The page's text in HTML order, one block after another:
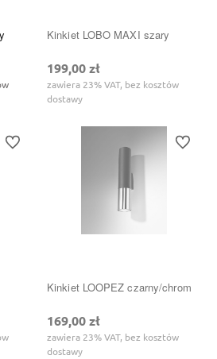
Kinkiet LOBO MAXI szary
199,00 zł
zawiera 23% VAT, bez kosztów
dostawy
Do ulubionych
Kinkiet LOOPEZ czarny/chrom
169,00 zł
zawiera 23% VAT, bez kosztów
dostawy
Do